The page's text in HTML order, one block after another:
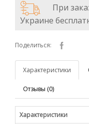
При
Украине
Поделиться:
Характеристики
Отзывы (0)
Характеристики